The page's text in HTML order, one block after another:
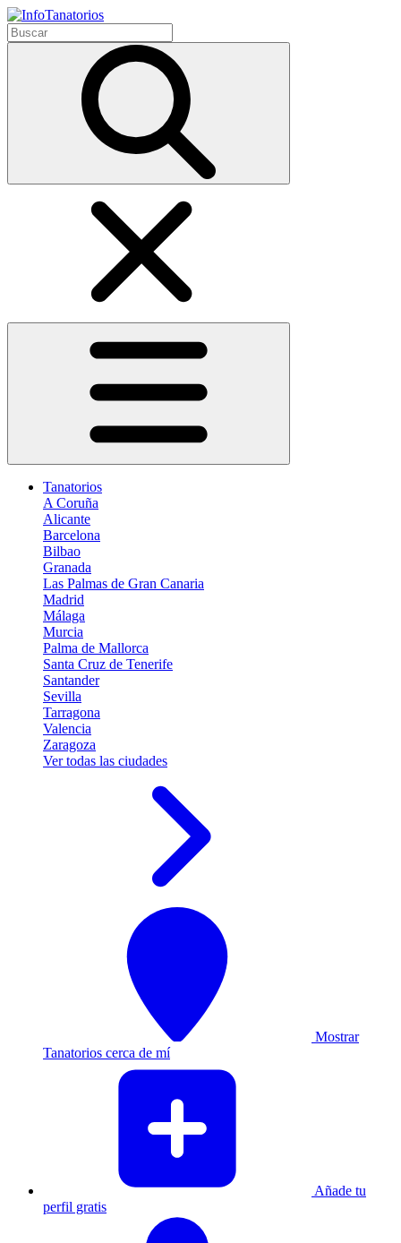
Tanatorios
A Coruña
Alicante
Barcelona
Bilbao
Granada
Las Palmas de Gran Canaria
Madrid
Málaga
Murcia
Palma de Mallorca
Santa Cruz de Tenerife
Santander
Sevilla
Tarragona
Valencia
Zaragoza
Ver todas las ciudades
Mostrar
Tanatorios cerca de mí
Añade tu
perfil gratis